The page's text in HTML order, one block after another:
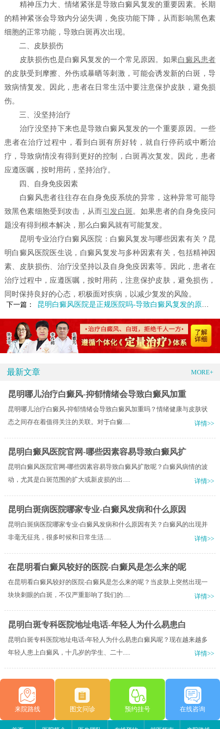
精神压力大、情绪紧张是导致白癜风复发的重要因素。长期
的精神紧张会导致内分泌失调，免疫功能下降，从而影响黑色素
细胞的正常功能，导致白斑再次出现。
二、皮肤损伤
皮肤损伤也是白癜风复发的一个常见原因。如果白癜风患者
的皮肤受到摩擦、外伤或暴晒等刺激，可能会诱发新的白斑，导
致病情复发。因此，患者在日常生活中要注意保护皮肤，避免损
伤。
三、没坚持治疗
治疗没坚持下来也是导致白癜风复发的一个重要原因。一些
患者在治疗过程中，看到白斑有所好转，就自行停药或中断治
疗，导致病情没有得到更好的控制，白斑再次复发。因此，患者
应遵医嘱，按时用药，坚持治疗。
四、自身免疫因素
白癜风患者往往存在自身免疫系统的异常，这种异常可能导
致黑色素细胞受到攻击，从而引发白斑。如果患者的自身免疫问
题没有得到根本解决，那么白癜风就有可能复发。
昆明专业治疗白癜风医院：白癜风复发与哪些因素有关？昆
明白癜风医院医生说，白癜风复发与多种因素有关，包括精神因
素、皮肤损伤、治疗没坚持以及自身免疫因素等。因此，患者在
治疗过程中，应遵医嘱，按时用药，注意保护皮肤，避免损伤，
同时保持良好的心态，积极面对疾病，以减少复发的风险。
下一篇： 昆明白癜风医院是正规医院吗-导致白癜风复发的原因是什么
最新文章 MORE+
昆明哪儿治疗白癜风-抑郁情绪会导致白癜风加重
昆明哪儿治疗白癜风-抑郁情绪会导致白癜风加重吗？情绪健康与皮肤状
态之间存在着值得关注的关联。对于白癜.....
详情>>
昆明白癜风医院官网-哪些因素容易导致白癜风扩
昆明白癜风医院官网-哪些因素容易导致白癜风扩散呢？白癜风病情的波
动，尤其是白斑范围的扩大或新皮损的出.....
详情>>
昆明白斑病医院哪家专业-白癜风发病和什么原因
昆明白斑病医院哪家专业-白癜风发病和什么原因有关？​白癜风的出现并
非毫无征兆，很多时候和日常生活.....
详情>>
在昆明看白癜风较好的医院-白癜风是怎么来的呢
在昆明看白癜风较好的医院-白癜风是怎么来的呢？当皮肤上突然出现一
块块刺眼的白斑，不仅严重影响了我们的.....
详情>>
昆明白斑专科医院地址电话-年轻人为什么易患白
昆明白斑专科医院地址电话-年轻人为什么易患白癜风呢？现在越来越多
年轻人患上白癜风，十几岁的学生、二十.....
详情>>
来院路线 图文问诊 预约挂号 在线咨询